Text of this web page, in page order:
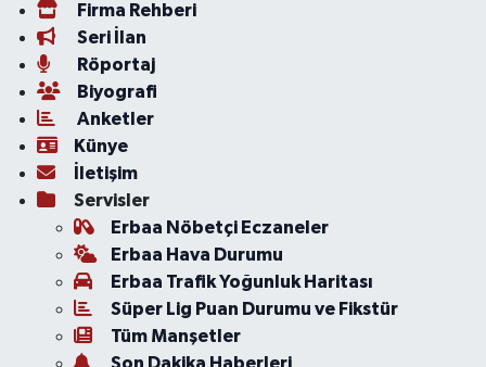
Firma Rehberi
Seri İlan
Röportaj
Biyografi
Anketler
Künye
İletişim
Servisler
Erbaa Nöbetçi Eczaneler
Erbaa Hava Durumu
Erbaa Trafik Yoğunluk Haritası
Süper Lig Puan Durumu ve Fikstür
Tüm Manşetler